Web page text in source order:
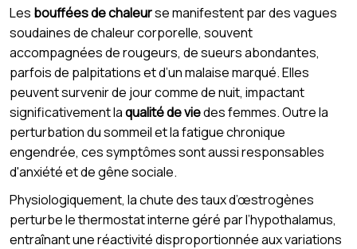
Les bouffées de chaleurse manifestent par des vagues
soudaines de chaleur corporelle, souvent
accompagnées de rougeurs, de sueurs abondantes,
parfois de palpitations et d’un malaise marqué. Elles
peuvent survenir de jour comme de nuit, impactant
significativement laqualité de viedes femmes. Outre la
perturbation du sommeil et la fatigue chronique
engendrée, ces symptômes sont aussi responsables
d'anxiété et de gêne sociale.
Physiologiquement, la chute des taux d’œstrogènes
perturbe le thermostat interne géré par l’hypothalamus,
entraînant une réactivité disproportionnée aux variations